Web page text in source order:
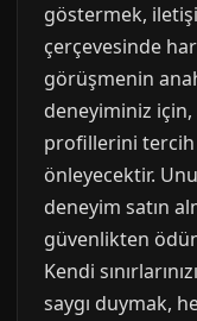
göstermek,
çerçevesinde
görüşmenin
deneyiminiz
profillerini tercih
önleyecektir.
deneyim satın
güvenlikten
Kendi
saygı duymak,